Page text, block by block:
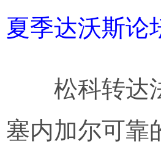
夏季达沃斯论
松科转达法
塞内加尔可靠